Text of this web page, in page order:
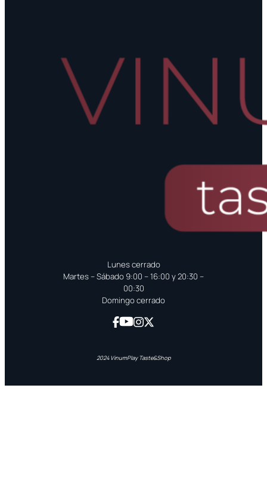
Lunes cerrado
Martes – Sábado 9:00 – 16:00 y 20:30 –
00:30
Domingo cerrado
2024 VinumPlay Taste&Shop